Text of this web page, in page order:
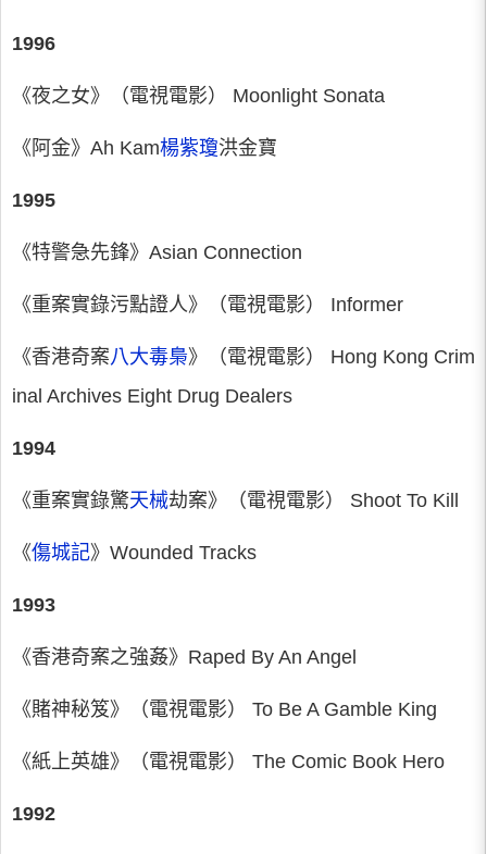
1996
《夜之女》（電視電影） Moonlight Sonata
《阿金》Ah Kam楊紫瓊洪金寶
1995
《特警急先鋒》Asian Connection
《重案實錄污點證人》（電視電影） Informer
《香港奇案八大毒梟》（電視電影） Hong Kong Crim
inal Archives Eight Drug Dealers
1994
《重案實錄驚天械劫案》（電視電影） Shoot To Kill
《傷城記》Wounded Tracks
1993
《香港奇案之強姦》Raped By An Angel
《賭神秘笈》（電視電影） To Be A Gamble King
《紙上英雄》（電視電影） The Comic Book Hero
1992